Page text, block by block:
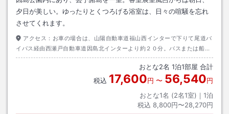
夕日が美しい。ゆったりとくつろげる浴室は、日々の喧騒を忘れ
させてくれます。
アクセス： お車の場合は、山陽自動車道福山西インターで下りて尾道バ
イパス経由西瀬戸自動車道因島北インターより約２０分。バスまたは船を
ご利用の方は土生港より送迎あり。
おとな2名 1泊1部屋 合計
税込 17,600円 〜 56,540円
おとな1名 (2名1室)｜ 1泊
税込 8,800円〜28,270円